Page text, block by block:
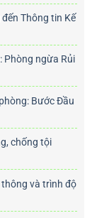
Thông tin Kế
Phòng ngừa Rủi
Bước Đầu
chống tội
và trình độ